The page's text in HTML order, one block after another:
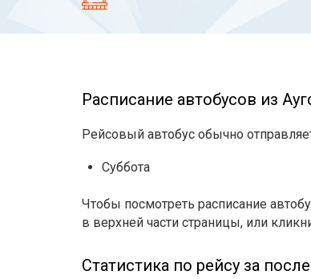
Расписание автобусов из
Рейсовый автобус обычно
Суббота
Чтобы посмотреть расписание
в верхней части страницы, или
Статистика по рейсу за